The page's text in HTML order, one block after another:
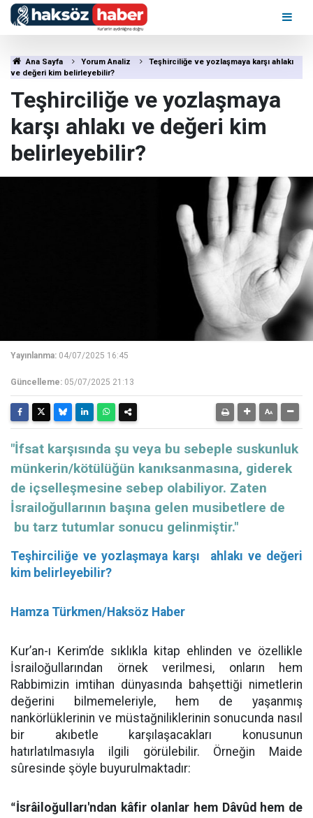
Ana Sayfa Yorum Analiz
Teşhirciliğe ve yozlaşmaya karşı ahlakı
ve değeri kim belirleyebilir?
Teşhirciliğe ve yozlaşmaya
karşı ahlakı ve değeri kim
belirleyebilir?
Yayınlanma: 04/07/2025 16:45
Güncelleme: 05/07/2025 21:13
"İfsat karşısında şu veya bu sebeple suskunluk
münkerin/kötülüğün kanıksanmasına, giderek
de içselleşmesine sebep olabiliyor. Zaten
İsrailoğullarının başına gelen musibetlere de
bu tarz tutumlar sonucu gelinmiştir."
Teşhirciliğe ve yozlaşmaya karşı ahlakı ve değeri
kim belirleyebilir?
Hamza Türkmen/Haksöz Haber
Kur’an-ı Kerim’de sıklıkla kitap ehlinden ve özellikle
İsrailoğullarından örnek verilmesi, onların hem
Rabbimizin imtihan dünyasında bahşettiği nimetlerin
değerini bilmemeleriyle, hem de yaşanmış
nankörlüklerinin ve müstağniliklerinin sonucunda nasıl
bir akıbetle karşılaşacakları konusunun
hatırlatılmasıyla ilgili görülebilir. Örneğin Maide
sûresinde şöyle buyurulmaktadır:
“İsrâiloğulları'ndan kâfir olanlar hem Dâvûd hem de